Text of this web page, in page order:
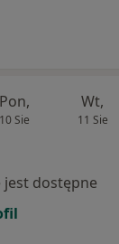
Pon,
10 Sie
Wt,
11 Sie
dostępne